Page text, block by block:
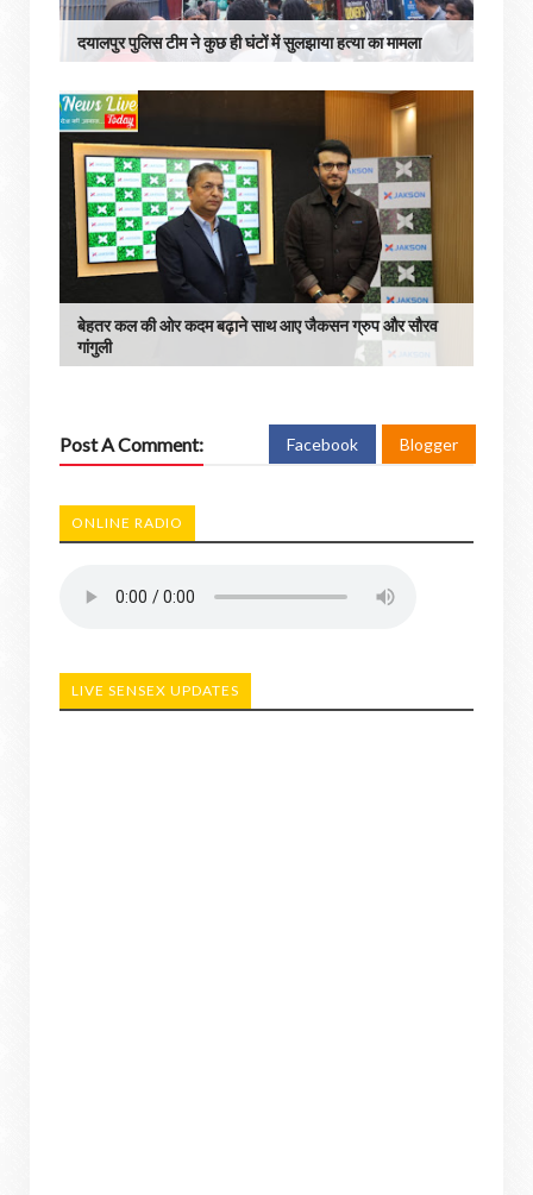
दयालपुर पुलिस टीम ने कुछ ही घंटों में सुलझाया हत्या का मामला
बेहतर कल की ओर कदम बढ़ाने साथ आए जैकसन ग्रुप और सौरव
गांगुली
Post A Comment: Facebook Blogger
ONLINE RADIO
LIVE SENSEX UPDATES